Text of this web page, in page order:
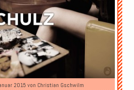
2015 von Christian Gschwilm